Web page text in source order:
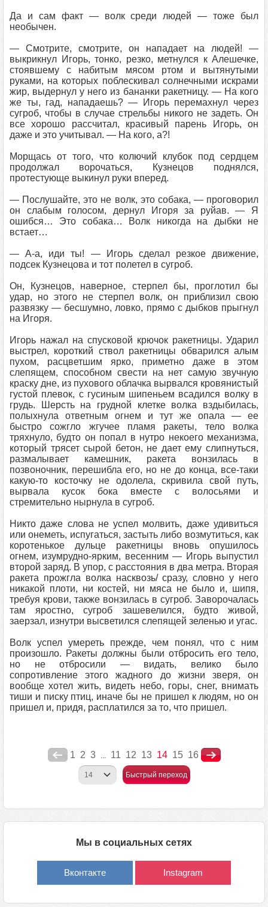
Да и сам факт — волк среди людей — тоже был
необычен.
— Смотрите, смотрите, он нападает на людей! —
выкрикнул Игорь, тонко, резко, метнулся к Алешечке,
стоявшему с набитым мясом ртом и вытянутыми
руками, на которых поблескивал солнечными искрами
жир, выдернул у него из бананки ракетницу. — На кого
же ты, гад, нападаешь? — Игорь перемахнул через
сугроб, чтобы в случае стрельбы никого не задеть. Он
все хорошо рассчитал, красивый парень Игорь, он
даже и это учитывал. — На кого, а?!
Морщась от того, что колючий клубок под сердцем
продолжал ворочаться, Кузнецов поднялся,
протестующе выкинул руки вперед.
— Послушайте, это не волк, это собака, — проговорил
он слабым голосом, дернул Игоря за руйав. — Я
ошибся… Это собака… Волк никогда на дыбки не
встает…
— A-а, иди ты! — Игорь сделал резкое движение,
подсек Кузнецова и тот полетел в сугроб.
Он, Кузнецов, наверное, стерпел бы, проглотил бы
удар, но этого не стерпел волк, он приблизил свою
развязку — бесшумно, ловко, прямо с дыбков прыгнул
на Игоря.
Игорь нажал на спусковой крючок ракетницы. Ударил
выстрел, короткий ствол ракетницы обварился алым
пухом, расцветшим ярко, приметно даже в этом
слепящем, способном свести на нет самую звучную
краску дне, из пухового облачка вырвался кровянистый
густой плевок, с гусиным шипеньем всадился волку в
грудь. Шерсть на грудной клетке волка вздыбилась,
полыхнула ответным огнем и тут же опала — ее
быстро сожгло жгучее пламя ракеты, тело волка
тряхнуло, будто он попал в нутро некоего механизма,
который трясет сырой бетон, не дает ему слипнуться,
размалывает камешник, ракета вонзилась в
позвоночник, перешибла его, но не до конца, все-таки
какую-то косточку не одолела, скривила свой путь,
вырвала кусок бока вместе с волосьями и
стремительно нырнула в сугроб.
Никто даже слова не успел молвить, даже удивиться
или онеметь, испугаться, застыть либо возмутиться, как
коротенькое дульце ракетницы вновь опушилось
огнем, изумрудно-ярким, весенним — Игорь выпустил
второй заряд. В упор, с расстояния в два метра. Вторая
ракета прожгла волка насквозь/ сразу, словно у него
никакой плоти, ни костей, ни мяса не было и, шипя,
требуя крови, также вонзилась в сугроб. Заворочалась
там яростно, сугроб зашевелился, будто живой,
заерзал, изнутри высветился слепящей зеленью и угас.
Волк успел умереть прежде, чем понял, что с ним
произошло. Ракеты должны были отбросить его тело,
но не отбросили — видать, велико было
сопротивление этого жадного до жизни зверя, он
вообще хотел жить, видеть небо, горы, снег, внимать
тиши и писку птиц, иначе бы не пришел к людям, но он
пришел и, придя, расплатился за то, что пришел.
1 2 3 ... 11 12 13 14 15 16
Быстрый переход
Мы в социальных сетях
Вконтакте Instagram